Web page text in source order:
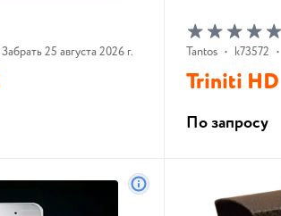
Забрать 25 августа 2026 г. Tantos • k73572 •
Triniti HD
По запросу